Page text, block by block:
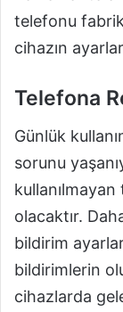
telefonu
cihazın
Telefona
Günlük
sorunu
kullanılmayan
olacaktır.
bildirim
bildirimlerin
cihazlarda